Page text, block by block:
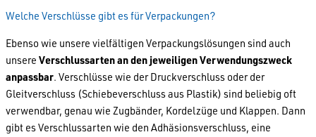
Welche Verschlüsse gibt es für Verpackungen?
Ebenso wie unsere vielfältigen Verpackungslösungen sind auch
unsere Verschlussarten an den jeweiligen Verwendungszweck
anpassbar. Verschlüsse wie der Druckverschluss oder der
Gleitverschluss (Schiebeverschluss aus Plastik) sind beliebig oft
verwendbar, genau wie Zugbänder, Kordelzüge und Klappen. Dann
gibt es Verschlussarten wie den Adhäsionsverschluss, eine